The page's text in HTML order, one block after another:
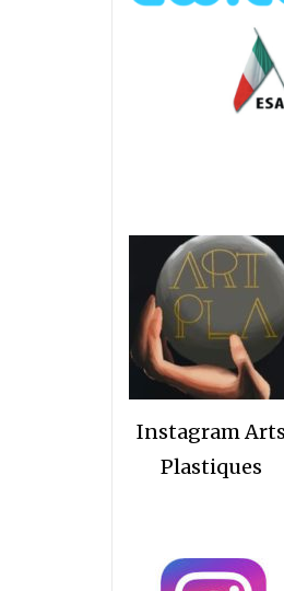
Instagram Arts
Plastiques